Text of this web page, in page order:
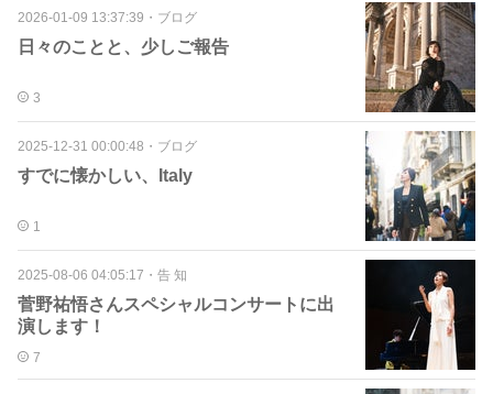
2026-01-09 13:37:39 ・ ブログ
日々のことと、少しご報告
3
2025-12-31 00:00:48 ・ ブログ
すでに懐かしい、Italy
1
2025-08-06 04:05:17 ・ 告 知
菅野祐悟さんスペシャルコンサートに出
演します！
7